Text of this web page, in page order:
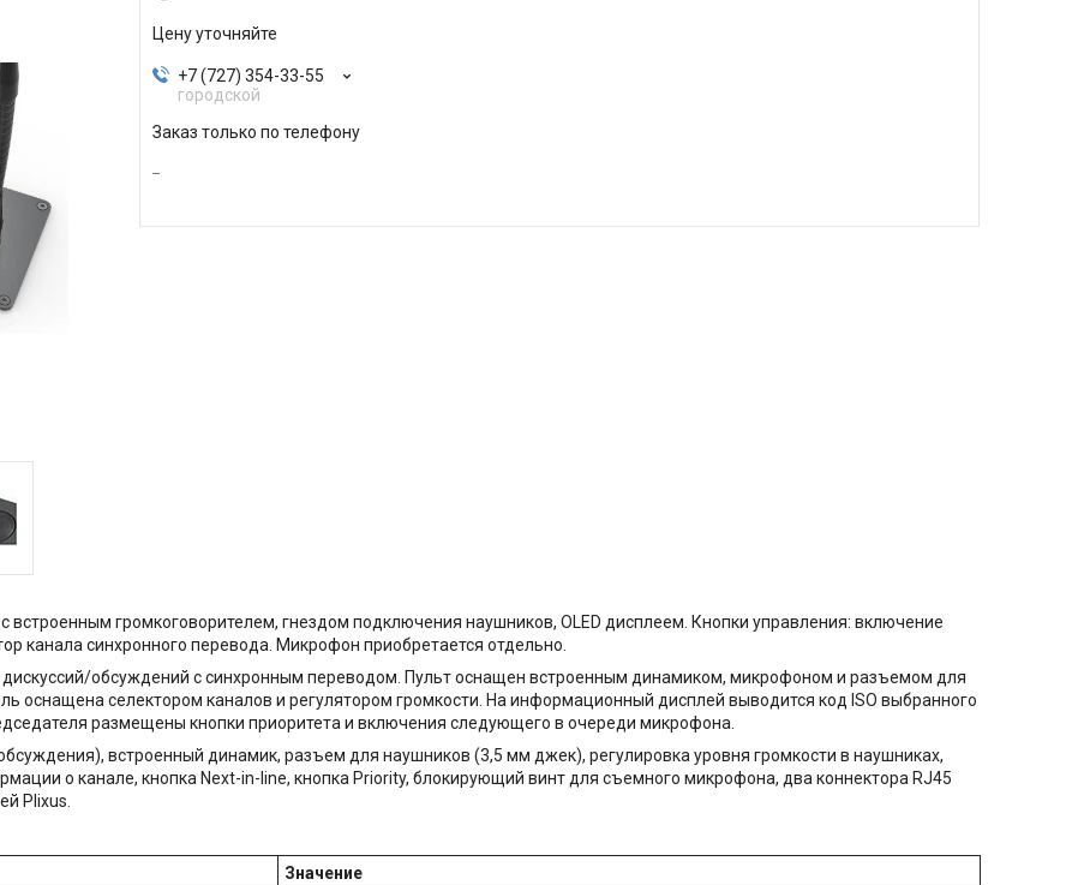
Цену уточняйте
+7 (727) 354-33-55
городской
Заказ только по телефону
встроенным громкоговорителем, гнездом подключения наушников, OLED дисплеем. Кнопки управления: включение
канала синхронного перевода. Микрофон приобретается отдельно.
обсуждений с синхронным переводом. Пульт оснащен встроенным динамиком, микрофоном и разъемом для
оснащена селектором каналов и регулятором громкости. На информационный дисплей выводится код ISO выбранного
размещены кнопки приоритета и включения следующего в очереди микрофона.
встроенный динамик, разъем для наушников (3,5 мм джек), регулировка уровня громкости в наушниках,
о канале, кнопка Next-in-line, кнопка Priority, блокирующий винт для съемного микрофона, два коннектора RJ45
Plixus.
Значение